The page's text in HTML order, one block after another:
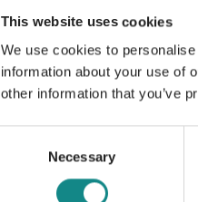
This website uses cookies
We use cookies to
information about your use of
other information that you’ve
Necessary